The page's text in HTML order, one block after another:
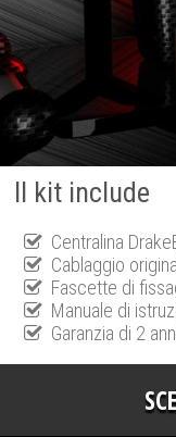
Il kit include
Centralina
Cablaggio
Fascette di
Manuale di
Garanzia di 2